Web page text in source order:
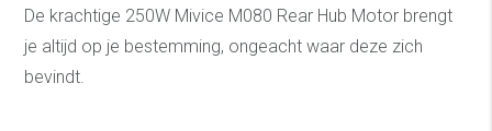
De krachtige 250W Mivice M080 Rear Hub Motor brengt
je altijd op je bestemming, ongeacht waar deze zich
bevindt.